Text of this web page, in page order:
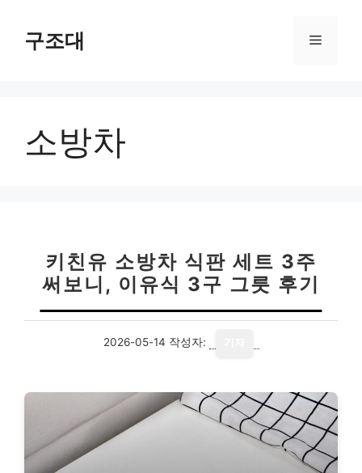
구조대 메
소방차
키친유 소방차 식판 세트 3주
써보니, 이유식 3구 그릇 후기
2026-05-14 작성자: